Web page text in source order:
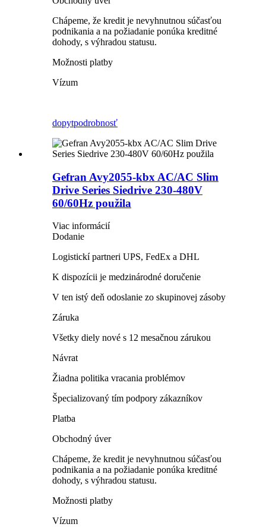
Chápeme, že kredit je nevyhnutnou súčasťou
podnikania a na požiadanie ponúka kreditné
dohody, s výhradou statusu.
Možnosti platby
Vízum
dopytpodrobnosť
Gefran Avy2055-kbx AC/AC Slim
Drive Series Siedrive 230-480V
60/60Hz použila
Viac informácií
Dodanie
Logistickí partneri UPS, FedEx a DHL
K dispozícii je medzinárodné doručenie
V ten istý deň odoslanie zo skupinovej zásoby
Záruka
Všetky diely nové s 12 mesačnou zárukou
Návrat
Žiadna politika vracania problémov
Špecializovaný tím podpory zákazníkov
Platba
Obchodný úver
Chápeme, že kredit je nevyhnutnou súčasťou
podnikania a na požiadanie ponúka kreditné
dohody, s výhradou statusu.
Možnosti platby
Vízum